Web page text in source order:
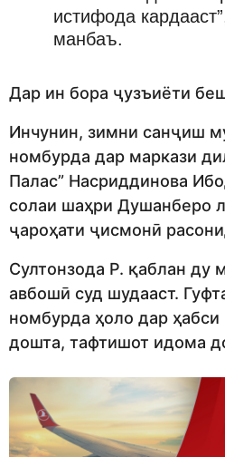
истифода
манбаъ.
Дар ин бора ҷузъиёти
Инчунин, зимни санҷиш
номбурда дар маркази
Палас” Насриддинова
солаи шаҳри Душанберо
ҷароҳати ҷисмонӣ
Султонзода Р. қаблан ду
авбошӣ суд шудааст.
номбурда ҳоло дар
дошта, тафтишот идома